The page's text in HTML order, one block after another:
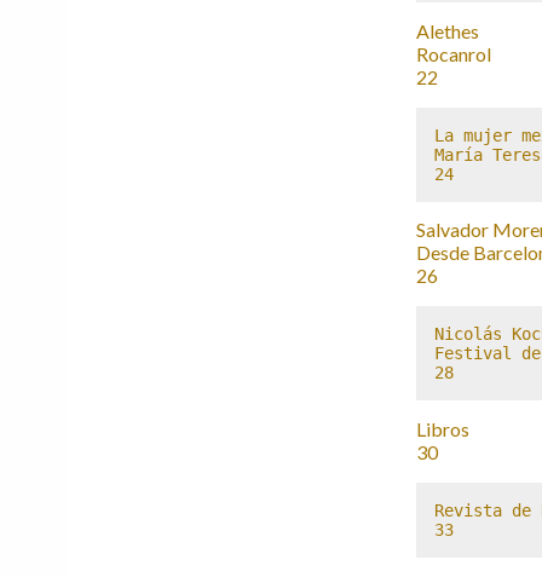
Alethes
Rocanrol
22
La mujer
María
24
Salvador
Desde
26
Nicolás
Festival de
28
Libros
30
Revista de
33